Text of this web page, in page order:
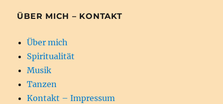
ÜBER MICH – KONTAKT
Über mich
Spiritualität
Musik
Tanzen
Kontakt – Impressum